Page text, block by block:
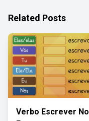
Related Posts
Verbo Escrever No